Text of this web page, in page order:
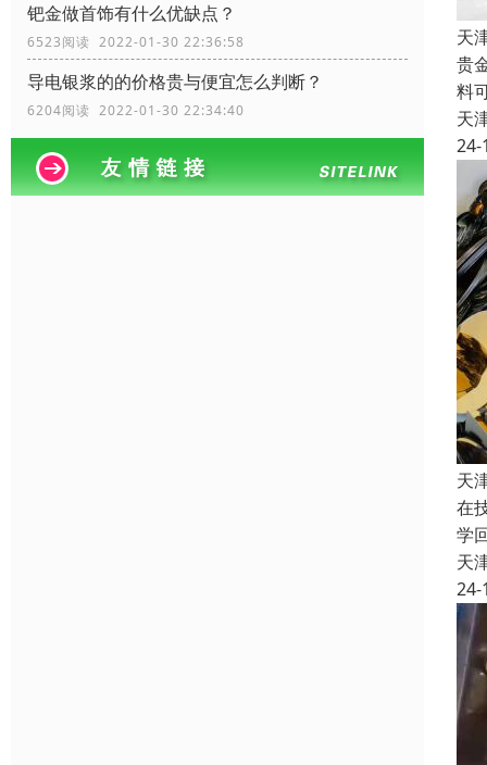
钯金做首饰有什么优缺点？
6523阅读 2022-01-30 22:36:58
导电银浆的的价格贵与便宜怎么判断？
6204阅读 2022-01-30 22:34:40
天
贵
料
天
24-
天
在
学
天
24-